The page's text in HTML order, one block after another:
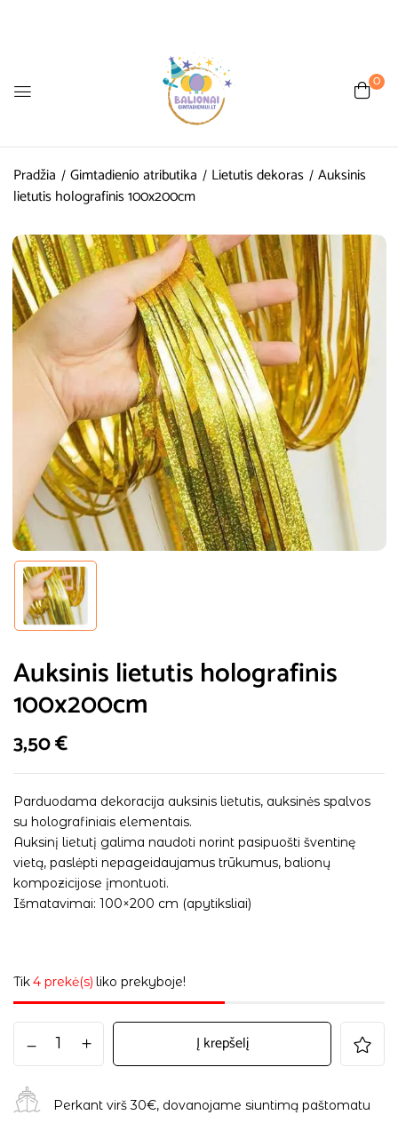
0
Pradžia Gimtadienio atributika Lietutis dekoras Auksinis
lietutis holografinis 100x200cm
Auksinis lietutis holografinis
100x200cm
3,50€
Parduodama dekoracija auksinis lietutis, auksinės spalvos
su holografiniais elementais.
Auksinį lietutį galima naudoti norint pasipuošti šventinę
vietą, paslėpti nepageidaujamus trūkumus, balionų
kompozicijose įmontuoti.
Išmatavimai: 100×200 cm (apytiksliai)
Tik4 prekė(s) liko prekyboje!
Į krepšelį
Perkant virš 30€, dovanojame siuntimą paštomatu